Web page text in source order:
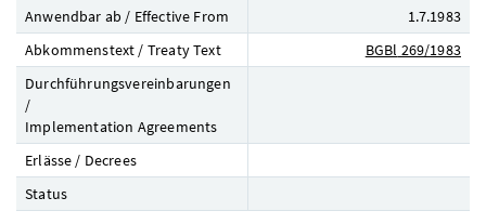
Anwendbar ab / Effective From
1.7.1983
Abkommenstext / Treaty Text
BGBl 269/1983
Durchführungsvereinbarungen
/
Implementation Agreements
Erlässe / Decrees
Status